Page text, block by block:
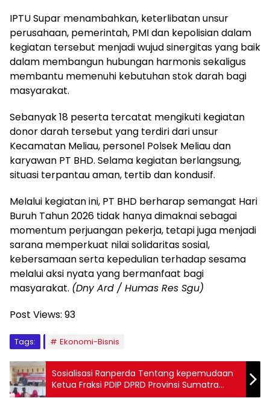
IPTU Supar menambahkan, keterlibatan unsur
perusahaan, pemerintah, PMI dan kepolisian dalam
kegiatan tersebut menjadi wujud sinergitas yang baik
dalam membangun hubungan harmonis sekaligus
membantu memenuhi kebutuhan stok darah bagi
masyarakat.
Sebanyak 18 peserta tercatat mengikuti kegiatan
donor darah tersebut yang terdiri dari unsur
Kecamatan Meliau, personel Polsek Meliau dan
karyawan PT BHD. Selama kegiatan berlangsung,
situasi terpantau aman, tertib dan kondusif.
Melalui kegiatan ini, PT BHD berharap semangat Hari
Buruh Tahun 2026 tidak hanya dimaknai sebagai
momentum perjuangan pekerja, tetapi juga menjadi
sarana memperkuat nilai solidaritas sosial,
kebersamaan serta kepedulian terhadap sesama
melalui aksi nyata yang bermanfaat bagi
masyarakat. (Dny Ard / Humas Res Sgu)
Post Views: 93
Tags: Ekonomi-Bisnis
Sosialisasi Ranperda Tentang kepemudaan
Ketua Fraksi PDIP DPRD Provinsi Sumatra
Utara Mangapul Purba S.E.,M.I.KOM Serukan